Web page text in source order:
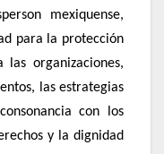
mexiquense,
para la protección
organizaciones,
las estrategias
con los
y la dignidad